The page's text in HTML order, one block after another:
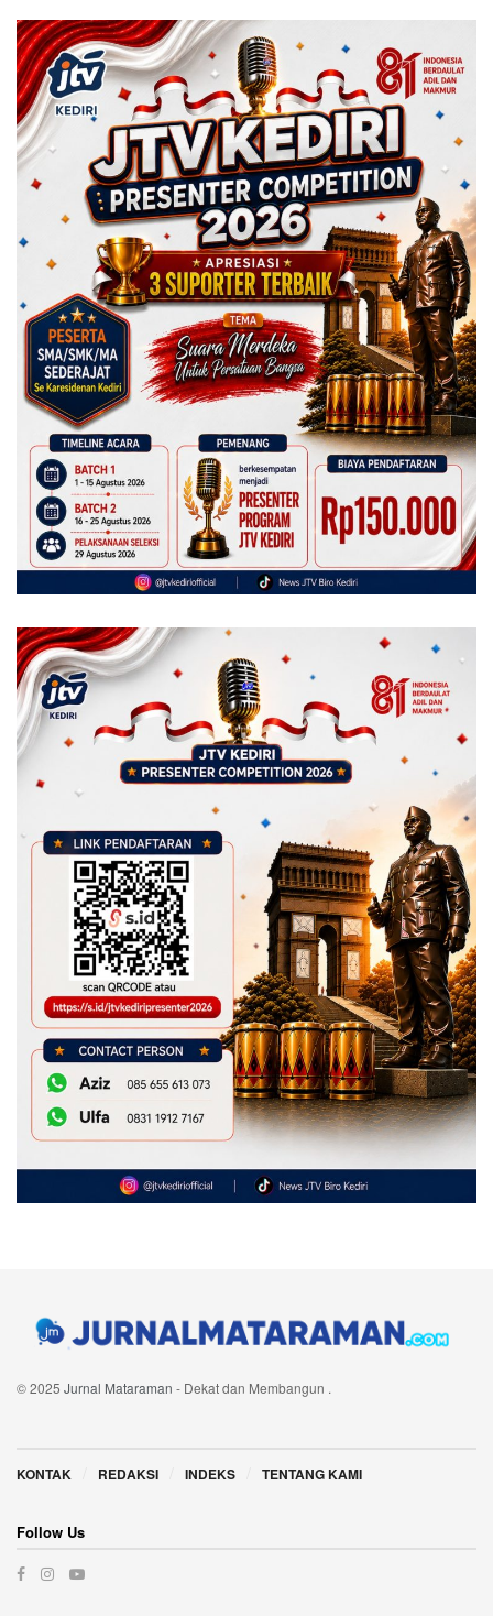
© 2025 Jurnal Mataraman - Dekat dan Membangun .
KONTAK REDAKSI INDEKS TENTANG KAMI
Follow Us